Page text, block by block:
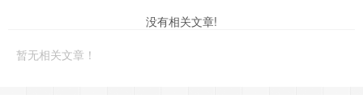
没有相关文章!
暂无相关文章！